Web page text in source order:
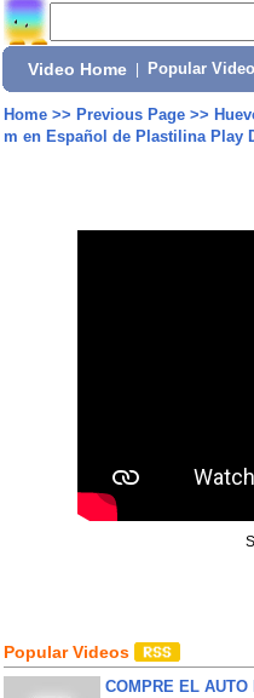
Video Home Popular
Home>> Previous Page>>
m en Español de Plastilina Play
Popular Videos
COMPRE EL